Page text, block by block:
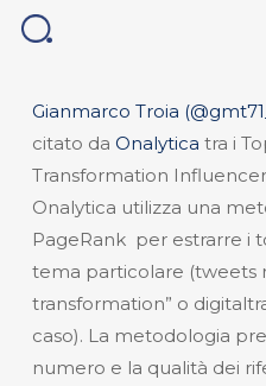
Skip
contentGianmarco Troia
citato da Onalytica tra i
Transformation
Onalytica utilizza una
PageRank per estrarre i
tema particolare (tweets
transformation” o
caso). La metodologia
numero e la qualità dei